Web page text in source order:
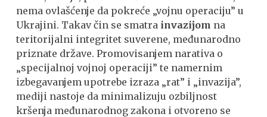
nema ovlašćenje da pokreće „vojnu operaciju” u
Ukrajini. Takav čin se smatra invazijom na
teritorijalni integritet suverene, međunarodno
priznate države. Promovisanjem narativa o
„specijalnoj vojnoj operaciji” te namernim
izbegavanjem upotrebe izraza „rat” i „invazija”,
mediji nastoje da minimalizuju ozbiljnost
kršenja međunarodnog zakona i otvoreno se